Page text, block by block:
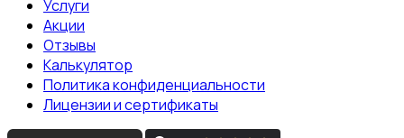
Услуги
Акции
Отзывы
Калькулятор
Политика конфиденциальности
Лицензии и сертификаты